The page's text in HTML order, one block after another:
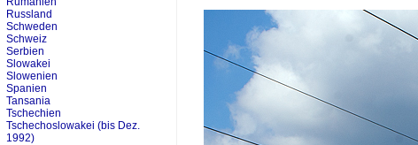
Russland
Schweden
Schweiz
Serbien
Slowakei
Slowenien
Spanien
Tansania
Tschechien
Tschechoslowakei (bis Dez.
1992)